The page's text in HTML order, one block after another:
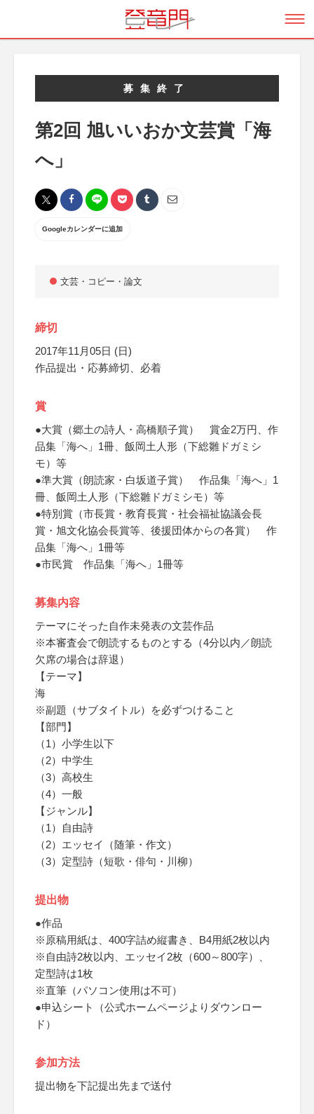
募集終了
第2回 旭いいおか文芸賞「海
へ」
Googleカレンダーに追加
文芸・コピー・論文
締切
2017年11月05日 (日)
作品提出・応募締切、必着
賞
●大賞（郷土の詩人・高橋順子賞） 賞金2万円、作
品集「海へ」1冊、飯岡土人形（下総雛ドガミシ
モ）等
●準大賞（朗読家・白坂道子賞） 作品集「海へ」1
冊、飯岡土人形（下総雛ドガミシモ）等
●特別賞（市長賞・教育長賞・社会福祉協議会長
賞・旭文化協会長賞等、後援団体からの各賞） 作
品集「海へ」1冊等
●市民賞 作品集「海へ」1冊等
募集内容
テーマにそった自作未発表の文芸作品
※本審査会で朗読するものとする（4分以内／朗読
欠席の場合は辞退）
【テーマ】
海
※副題（サブタイトル）を必ずつけること
【部門】
（1）小学生以下
（2）中学生
（3）高校生
（4）一般
【ジャンル】
（1）自由詩
（2）エッセイ（随筆・作文）
（3）定型詩（短歌・俳句・川柳）
提出物
●作品
※原稿用紙は、400字詰め縦書き、B4用紙2枚以内
※自由詩2枚以内、エッセイ2枚（600～800字）、
定型詩は1枚
※直筆（パソコン使用は不可）
●申込シート（公式ホームページよりダウンロー
ド）
参加方法
提出物を下記提出先まで送付